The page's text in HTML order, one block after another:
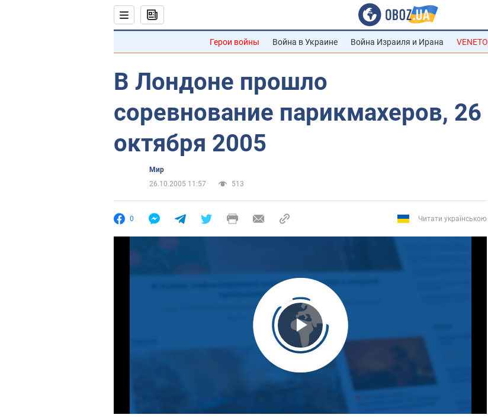
Герои войны Война в Украине Война Израиля и Ирана VENETO
В Лондоне прошло
соревнование парикмахеров, 26
октября 2005
Мир
26.10.2005 11:57
513
0 Читати українською
Play Video